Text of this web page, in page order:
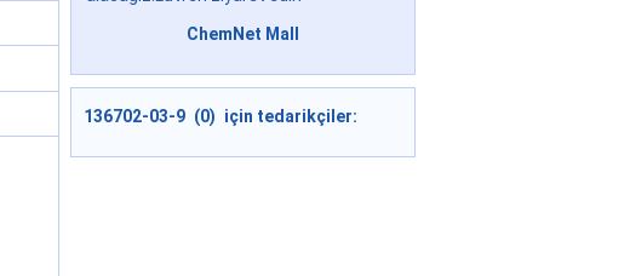
ChemNet Mall
136702-03-9 (0) için tedarikçiler: